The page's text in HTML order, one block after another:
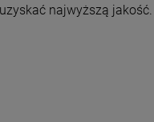
najwyższą jakość.